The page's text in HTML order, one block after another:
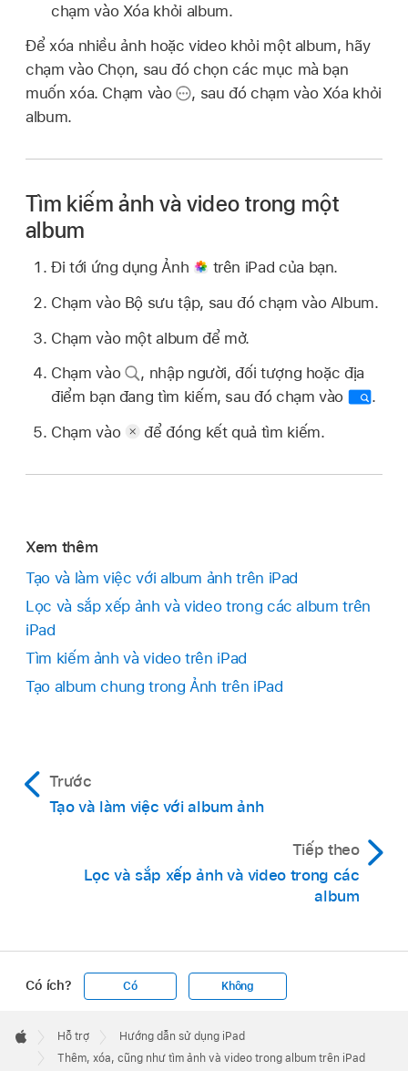
chạm vào Xóa khỏi album.
Để xóa nhiều ảnh hoặc video khỏi một album, hãy
chạm vào Chọn, sau đó chọn các mục mà bạn
muốn xóa. Chạm vào
, sau đó chạm vào Xóa khỏi
album.
Tìm kiếm ảnh và video trong một
album
Đi tới ứng dụng Ảnh
trên iPad của bạn.
Chạm vào Bộ sưu tập, sau đó chạm vào Album.
Chạm vào một album để mở.
Chạm vào
, nhập người, đối tượng hoặc địa
điểm bạn đang tìm kiếm, sau đó chạm vào
.
Chạm vào
để đóng kết quả tìm kiếm.
Xem thêm
Tạo và làm việc với album ảnh trên iPad
Lọc và sắp xếp ảnh và video trong các album trên
iPad
Tìm kiếm ảnh và video trên iPad
Tạo album chung trong Ảnh trên iPad
Trước
Tạo và làm việc với album ảnh
Tiếp theo
Lọc và sắp xếp ảnh và video trong các
album
Có ích? Có Không
Footer

Apple
Hỗ trợ
Hướng dẫn sử dụng iPad
Thêm, xóa, cũng như tìm ảnh và video trong album trên iPad